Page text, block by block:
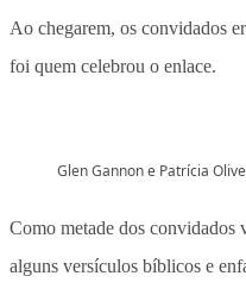
Ao chegarem, os convidados
foi quem celebrou o enlace.
Glen Gannon e Patrícia
Como metade dos convidados
alguns versículos bíblicos e